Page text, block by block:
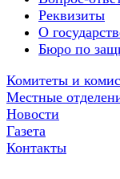
Реквизиты
О
Бюро по
Комитеты и
Местные
Новости
Газета
Контакты